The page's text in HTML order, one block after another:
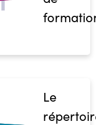
Le